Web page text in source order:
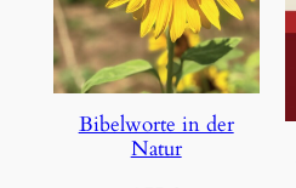
Bibelworte in der
Natur